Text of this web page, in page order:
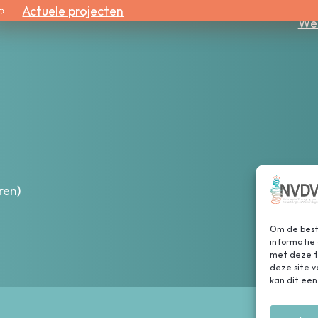
Om de
informatie
met deze
deze site
kan dit
Actuele projecten